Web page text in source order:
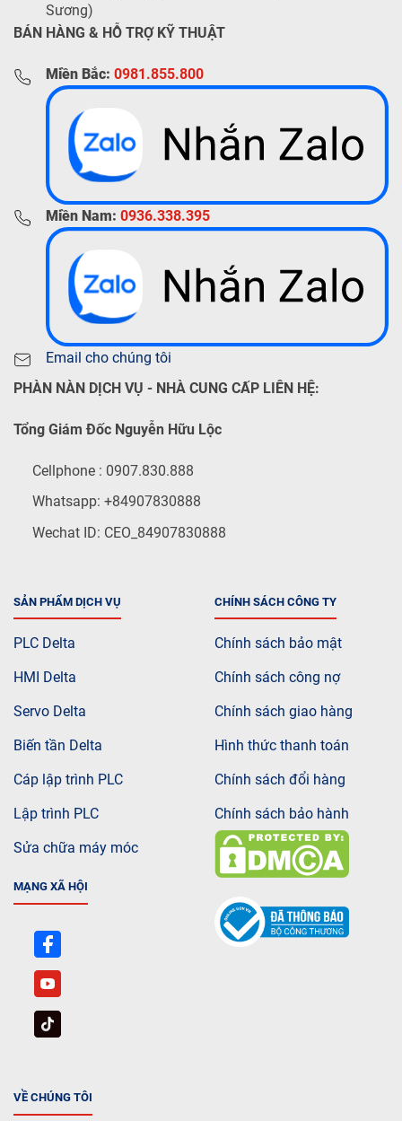
Sương)
BÁN HÀNG & HỖ TRỢ KỸ THUẬT
Miền Bắc: 0981.855.800
Miền Nam: 0936.338.395
Email cho chúng tôi
PHÀN NÀN DỊCH VỤ - NHÀ CUNG CẤP LIÊN HỆ:
Tổng Giám Đốc Nguyễn Hữu Lộc
Cellphone : 0907.830.888
Whatsapp: +84907830888
Wechat ID: CEO_84907830888
SẢN PHẨM DỊCH VỤ
PLC Delta
HMI Delta
Servo Delta
Biến tần Delta
Cáp lập trình PLC
Lập trình PLC
Sửa chữa máy móc
MẠNG XÃ HỘI
CHÍNH SÁCH CÔNG TY
Chính sách bảo mật
Chính sách công nợ
Chính sách giao hàng
Hình thức thanh toán
Chính sách đổi hàng
Chính sách bảo hành
VỀ CHÚNG TÔI